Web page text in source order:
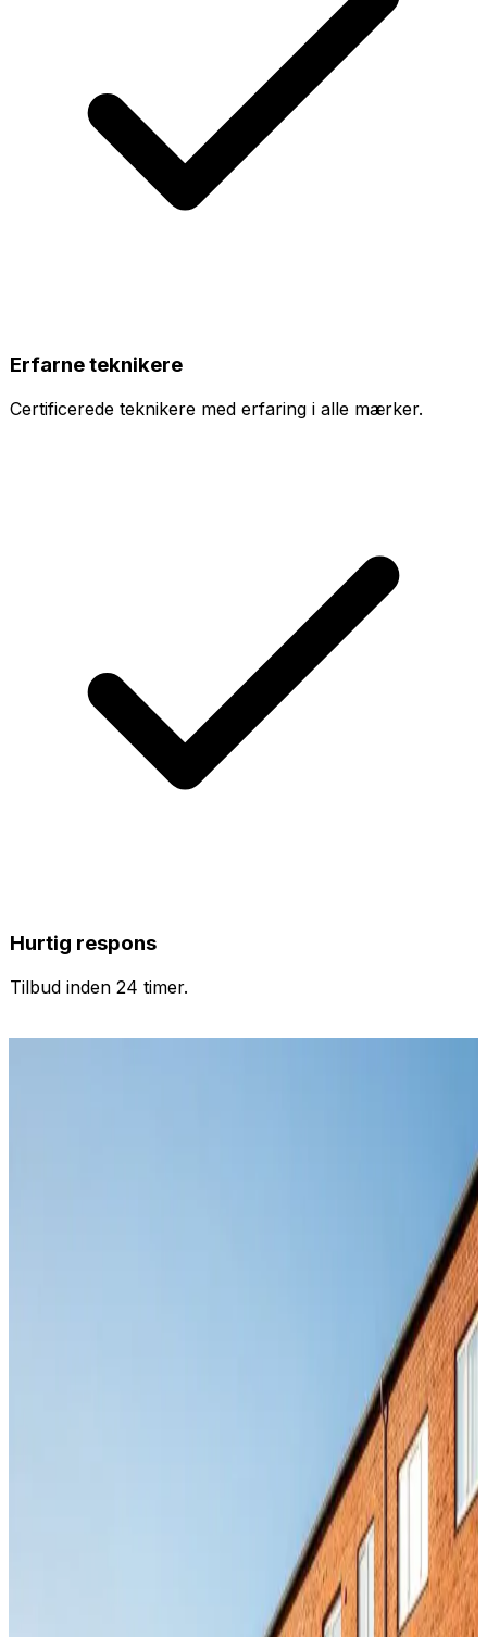
Erfarne teknikere
Certificerede teknikere med erfaring i alle mærker.
Hurtig respons
Tilbud inden 24 timer.